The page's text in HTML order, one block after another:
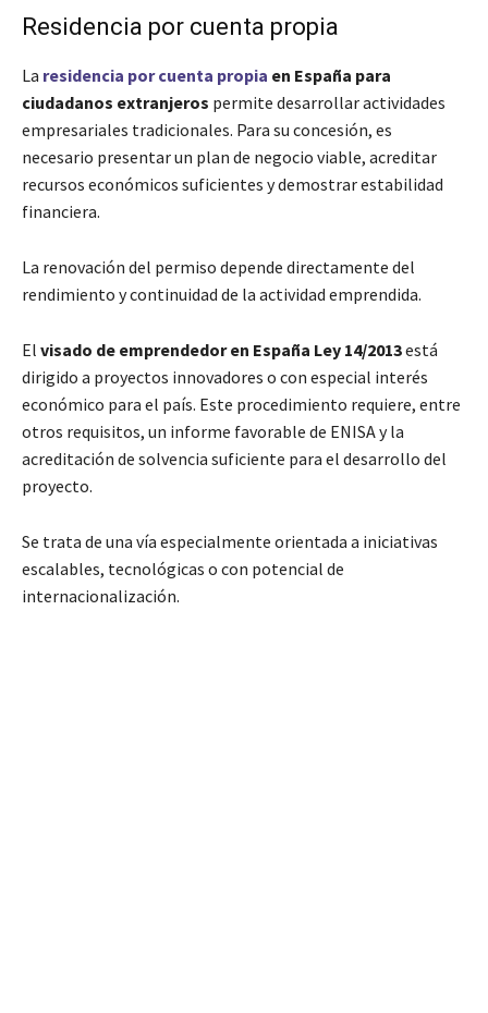
Residencia por cuenta propia
La residencia por cuenta propia en España para
ciudadanos extranjeros permite desarrollar actividades
empresariales tradicionales. Para su concesión, es
necesario presentar un plan de negocio viable, acreditar
recursos económicos suficientes y demostrar estabilidad
financiera.
La renovación del permiso depende directamente del
rendimiento y continuidad de la actividad emprendida.
El visado de emprendedor en España Ley 14/2013está
dirigido a proyectos innovadores o con especial interés
económico para el país. Este procedimiento requiere, entre
otros requisitos, un informe favorable de ENISA y la
acreditación de solvencia suficiente para el desarrollo del
proyecto.
Se trata de una vía especialmente orientada a iniciativas
escalables, tecnológicas o con potencial de
internacionalización.